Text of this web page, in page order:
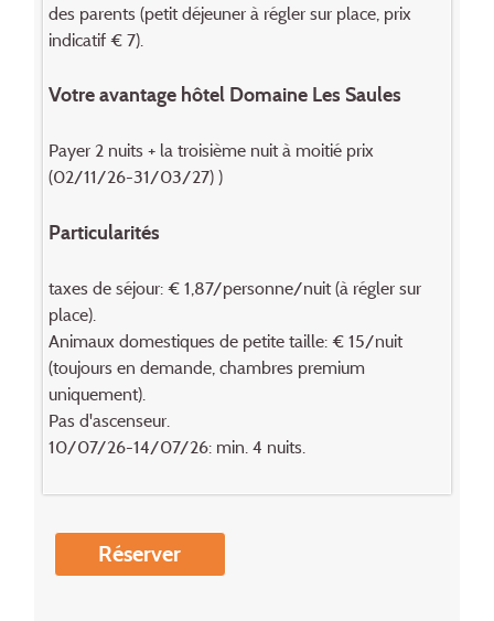
des parents (petit déjeuner à régler sur place, prix
indicatif € 7).
Votre avantage hôtel Domaine Les Saules
Payer 2 nuits + la troisième nuit à moitié prix
(02/11/26-31/03/27) )
Particularités
taxes de séjour: € 1,87/personne/nuit (à régler sur
place).
Animaux domestiques de petite taille: € 15/nuit
(toujours en demande, chambres premium
uniquement).
Pas d'ascenseur.
10/07/26-14/07/26: min. 4 nuits.
Réserver